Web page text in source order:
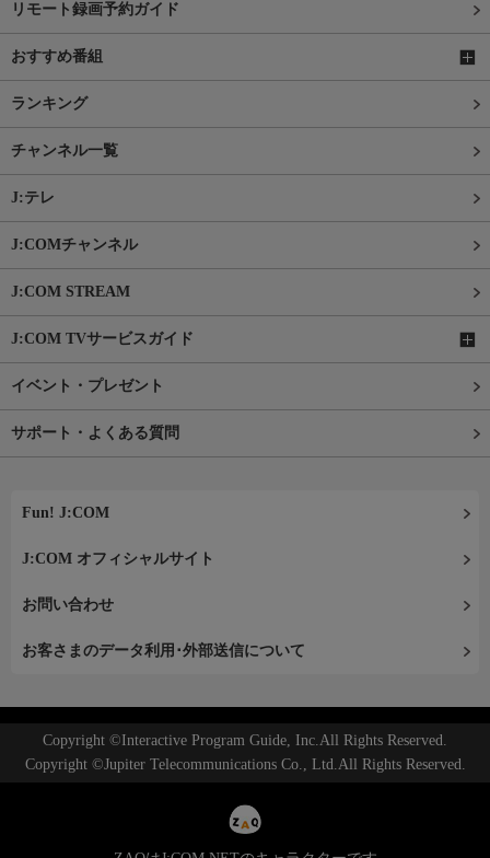
リモート録画予約ガイド
おすすめ番組
ランキング
チャンネル一覧
J:テレ
J:COMチャンネル
J:COM STREAM
J:COM TVサービスガイド
イベント・プレゼント
サポート・よくある質問
Fun! J:COM
J:COM オフィシャルサイト
お問い合わせ
お客さまのデータ利用･外部送信について
Copyright ©Interactive Program Guide, Inc.All Rights Reserved.
Copyright ©Jupiter Telecommunications Co., Ltd.All Rights Reserved.